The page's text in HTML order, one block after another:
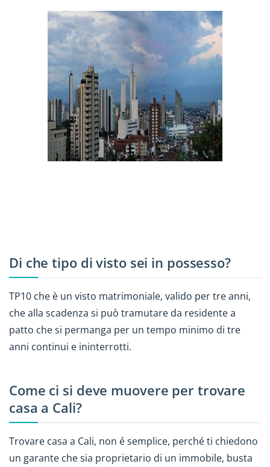
Di che tipo di visto sei in possesso?
TP10 che è un visto matrimoniale, valido per tre anni,
che alla scadenza si può tramutare da residente a
patto che si permanga per un tempo minimo di tre
anni continui e ininterrotti.
Come ci si deve muovere per trovare
casa a Cali?
Trovare casa a Cali, non é semplice, perché ti chiedono
un garante che sia proprietario di un immobile, busta